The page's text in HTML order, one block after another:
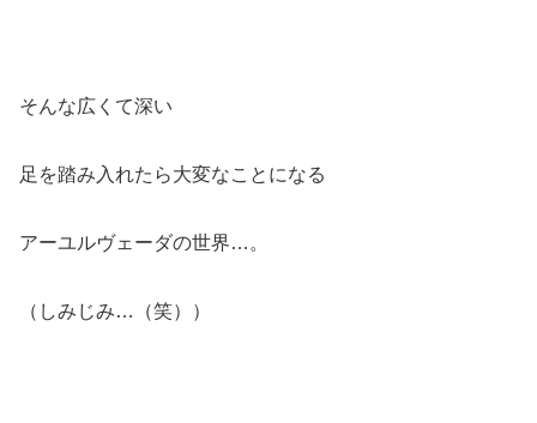
そんな広くて深い
足を踏み入れたら大変なことになる
アーユルヴェーダの世界…。
（しみじみ…（笑））